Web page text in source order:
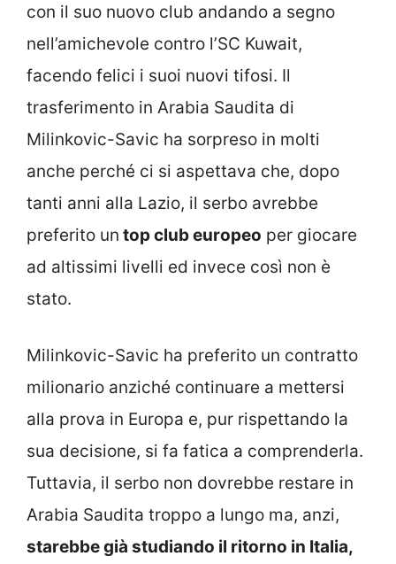
con il suo nuovo club andando a segno
nell’amichevole contro l’SC Kuwait,
facendo felici i suoi nuovi tifosi. Il
trasferimento in Arabia Saudita di
Milinkovic-Savic ha sorpreso in molti
anche perché ci si aspettava che, dopo
tanti anni alla Lazio, il serbo avrebbe
preferito un top club europeo per giocare
ad altissimi livelli ed invece così non è
stato.
Milinkovic-Savic ha preferito un contratto
milionario anziché continuare a mettersi
alla prova in Europa e, pur rispettando la
sua decisione, si fa fatica a comprenderla.
Tuttavia, il serbo non dovrebbe restare in
Arabia Saudita troppo a lungo ma, anzi,
starebbe già studiando il ritorno in Italia,